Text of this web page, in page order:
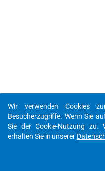
Wir verwenden Cookies
Besucherzugriffe. Wenn Sie
Sie der Cookie-Nutzung zu.
erhalten Sie in unserer